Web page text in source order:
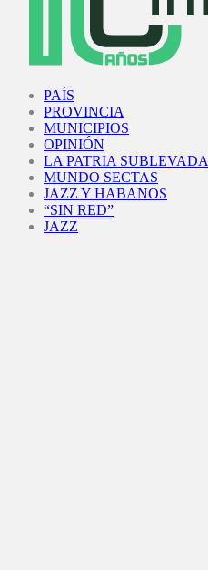
PAÍS
PROVINCIA
MUNICIPIOS
OPINIÓN
LA PATRIA SUBLEVADA
MUNDO SECTAS
JAZZ Y HABANOS
“SIN RED”
JAZZ